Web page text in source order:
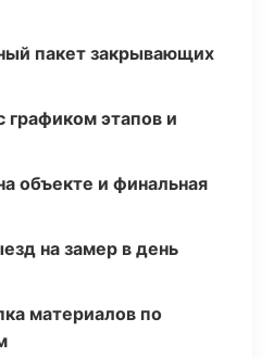
пакет закрывающих
графиком этапов и
объекте и финальная
на замер в день
материалов по